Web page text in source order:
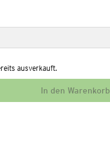
ausverkauft.
In den Warenkorb